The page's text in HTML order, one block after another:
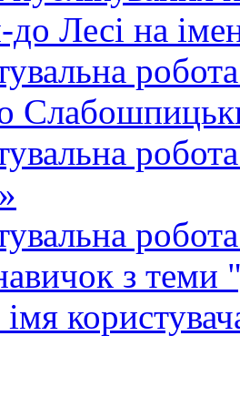
до Лесі на
з теми